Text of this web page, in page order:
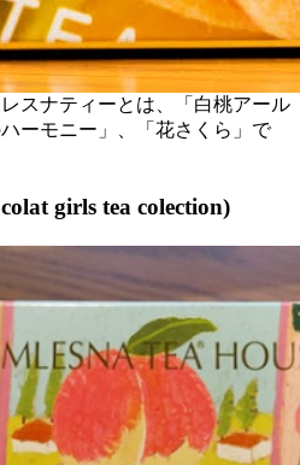
スナティーとは、「白桃アール
ーモニー」、「花さくら」で
girls tea colection)